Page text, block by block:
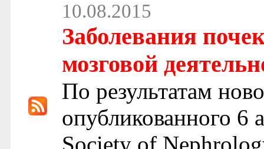
10.08.2015
Заболевания
мозговой
По результатам
опубликованного 6